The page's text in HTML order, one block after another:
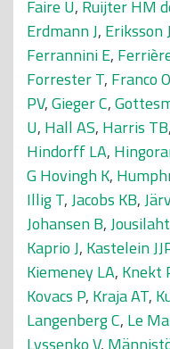
Faire U, Ruijter HM
Erdmann J, Eriksson
Ferrannini E,
Forrester T, Franco
PV,Gieger C,
U, Hall AS, Harris TB,
Hindorff LA,
G Hovingh K,
Illig T,Jacobs KB,
Johansen B,
Kaprio J, Kastelein
Kiemeney LA, Knekt
Kovacs P, Kraja AT,
Langenberg C, Le
Lyssenko V,